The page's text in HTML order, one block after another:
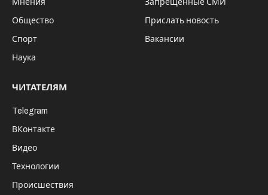
Мнения
Общество
Спорт
Наука
Запрещённые СМИ
Прислать новость
Вакансии
ЧИТАТЕЛЯМ
Telegram
ВКонтакте
Видео
Технологии
Происшествия